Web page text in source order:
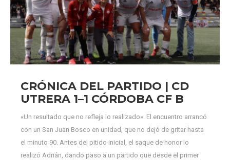
CRÓNICA DEL PARTIDO | CD
UTRERA 1–1 CÓRDOBA CF B
«Un resultado que no refleja lo realizado». El encuentro arrancó
con un San Juan Bosco en unidad, que no dejó de gritar hasta
el minuto 90. Antes del pitido inicial, el saque de honor lo
realizó Adrián, dando paso a un partido que desde el primer